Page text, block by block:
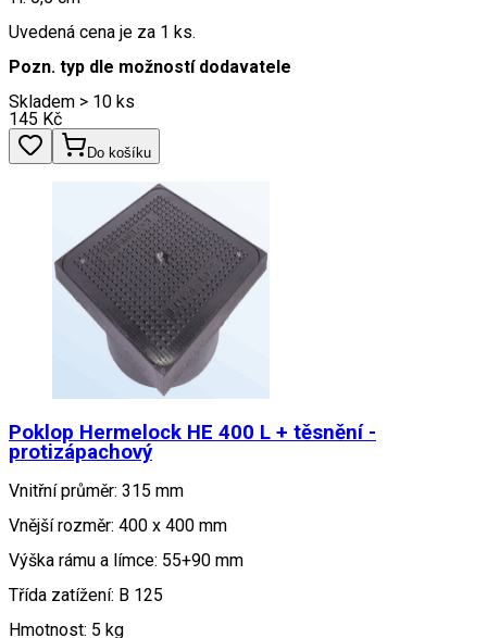
Uvedená cena je za 1 ks.
Pozn. typ dle možností dodavatele
Skladem > 10 ks
145 Kč
Do košíku
Poklop Hermelock HE 400 L + těsnění -
protizápachový
Vnitřní průměr: 315 mm
Vnější rozměr: 400 x 400 mm
Výška rámu a límce: 55+90 mm
Třída zatížení: B 125
Hmotnost: 5 kg